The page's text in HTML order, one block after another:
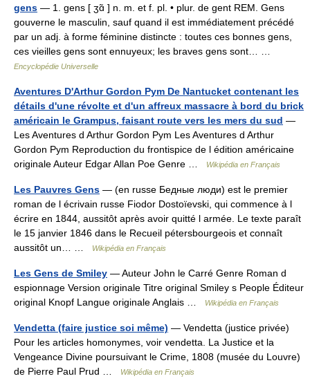
gens — 1. gens [ ʒɑ̃ ] n. m. et f. pl. • plur. de gent REM. Gens
gouverne le masculin, sauf quand il est immédiatement précédé
par un adj. à forme féminine distincte : toutes ces bonnes gens,
ces vieilles gens sont ennuyeux; les braves gens sont… …
Encyclopédie Universelle
Aventures D'Arthur Gordon Pym De Nantucket contenant les
détails d'une révolte et d'un affreux massacre à bord du brick
américain le Grampus, faisant route vers les mers du sud —
Les Aventures d Arthur Gordon Pym Les Aventures d Arthur
Gordon Pym Reproduction du frontispice de l édition américaine
originale Auteur Edgar Allan Poe Genre …
Wikipédia en Français
Les Pauvres Gens — (en russe Бедные люди) est le premier
roman de l écrivain russe Fiodor Dostoïevski, qui commence à l
écrire en 1844, aussitôt après avoir quitté l armée. Le texte paraît
le 15 janvier 1846 dans le Recueil pétersbourgeois et connaît
aussitôt un… …
Wikipédia en Français
Les Gens de Smiley — Auteur John le Carré Genre Roman d
espionnage Version originale Titre original Smiley s People Éditeur
original Knopf Langue originale Anglais …
Wikipédia en Français
Vendetta (faire justice soi même) — Vendetta (justice privée)
Pour les articles homonymes, voir vendetta. La Justice et la
Vengeance Divine poursuivant le Crime, 1808 (musée du Louvre)
de Pierre Paul Prud …
Wikipédia en Français